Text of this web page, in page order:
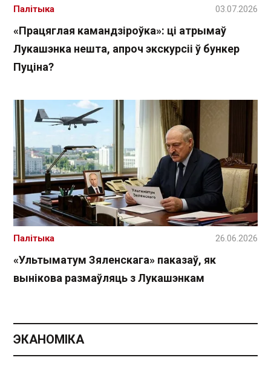
«Працяглая камандзіроўка»: ці атрымаў
Лукашэнка нешта, апроч экскурсіі ў бункер
Пуціна?
Палітыка 03.07.2026
«Ультыматум Зяленскага» паказаў, як
вынікова размаўляць з Лукашэнкам
Палітыка 26.06.2026
ЭКАНОМІКА